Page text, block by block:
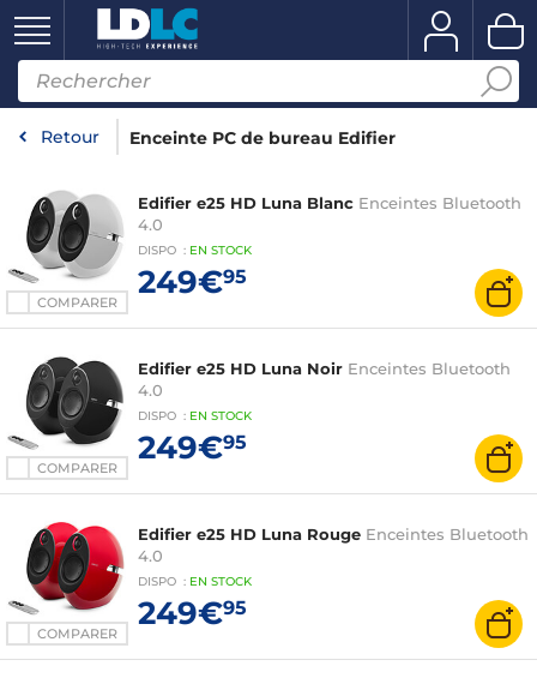
Retour Enceinte PC de bureau Edifier
COMPARER
Edifier e25 HD Luna Blanc Enceintes Bluetooth
4.0
DISPO : EN STOCK
249€95
COMPARER
Edifier e25 HD Luna Noir Enceintes Bluetooth
4.0
DISPO : EN STOCK
249€95
COMPARER
Edifier e25 HD Luna Rouge Enceintes Bluetooth
4.0
DISPO : EN STOCK
249€95